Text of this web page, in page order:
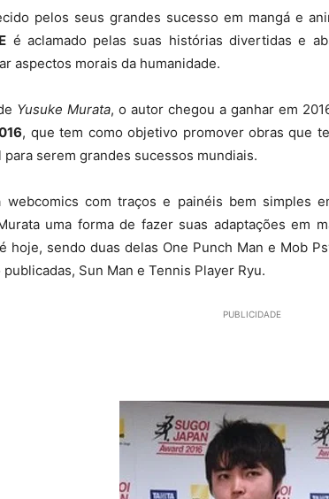
pelos seus grandes sucesso em mangá e
é aclamado pelas suas histórias divertidas e
aspectos morais da humanidade.
Yusuke Murata, o autor chegou a ganhar em
, que tem como objetivo promover obras que
para serem grandes sucessos mundiais.
webcomics com traços e painéis bem simples
uma forma de fazer suas adaptações em
hoje, sendo duas delas One Punch Man e Mob
publicadas, Sun Man e Tennis Player Ryu.
PUBLICIDADE